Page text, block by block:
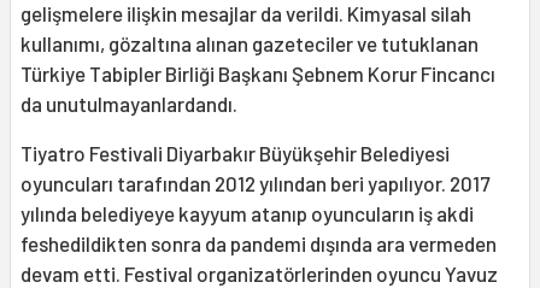
gelişmelere ilişkin mesajlar da verildi. Kimyasal silah
kullanımı, gözaltına alınan gazeteciler ve tutuklanan
Türkiye Tabipler Birliği Başkanı Şebnem Korur Fincancı
da unutulmayanlardandı.
Tiyatro Festivali Diyarbakır Büyükşehir Belediyesi
oyuncuları tarafından 2012 yılından beri yapılıyor. 2017
yılında belediyeye kayyum atanıp oyuncuların iş akdi
feshedildikten sonra da pandemi dışında ara vermeden
devam etti. Festival organizatörlerinden oyuncu Yavuz